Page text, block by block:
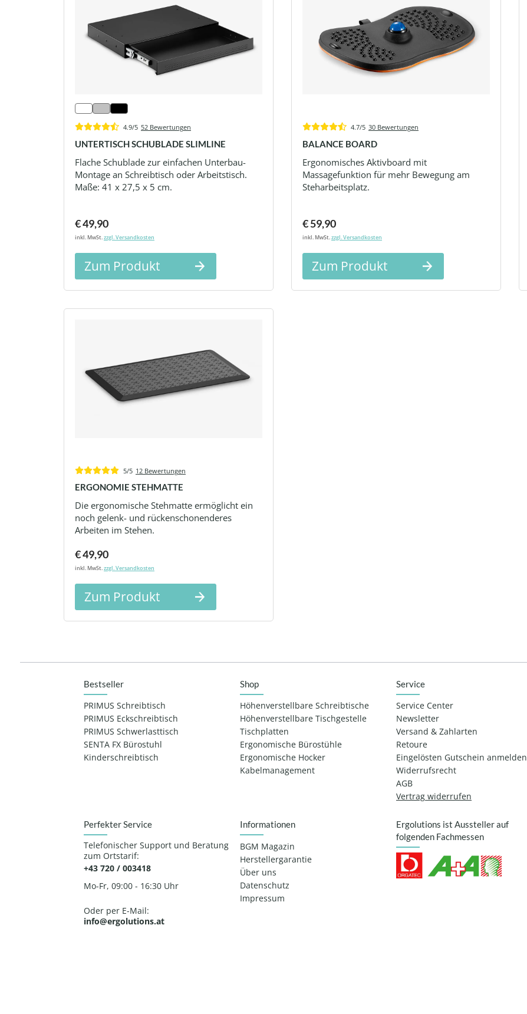
4.9/5 52 Bewertungen
UNTERTISCH SCHUBLADE SLIMLINE
Flache Schublade zur einfachen Unterbau-
Montage an Schreibtisch oder Arbeitstisch.
Maße: 41 x 27,5 x 5 cm.
€ 49,90
inkl. MwSt.zzgl. Versandkosten
Zum Produkt
4.7/5 30 Bewertungen
BALANCE BOARD
Ergonomisches Aktivboard mit
Massagefunktion für mehr Bewegung am
Steharbeitsplatz.
€ 59,90
inkl. MwSt.zzgl. Versandkosten
Zum Produkt
5/5 12 Bewertungen
ERGONOMIE STEHMATTE
Die ergonomische Stehmatte ermöglicht ein
noch gelenk- und rückenschonenderes
Arbeiten im Stehen.
€ 49,90
inkl. MwSt.zzgl. Versandkosten
Zum Produkt
Bestseller
PRIMUS Schreibtisch
PRIMUS Eckschreibtisch
PRIMUS Schwerlasttisch
SENTA FX Bürostuhl
Kinderschreibtisch
Shop
Höhenverstellbare Schreibtische
Höhenverstellbare Tischgestelle
Tischplatten
Ergonomische Bürostühle
Ergonomische Hocker
Kabelmanagement
Service
Service Center
Newsletter
Versand & Zahlarten
Retoure
Eingelösten Gutschein anmelden
Widerrufsrecht
AGB
Vertrag widerrufen
Perfekter Service
Telefonischer Support und Beratung
zum Ortstarif:
+43 720 / 003418
Mo-Fr, 09:00 - 16:30 Uhr
Oder per E-Mail:
info@ergolutions.at
Informationen
BGM Magazin
Herstellergarantie
Über uns
Datenschutz
Impressum
Ergolutions ist Aussteller auf
folgenden Fachmessen